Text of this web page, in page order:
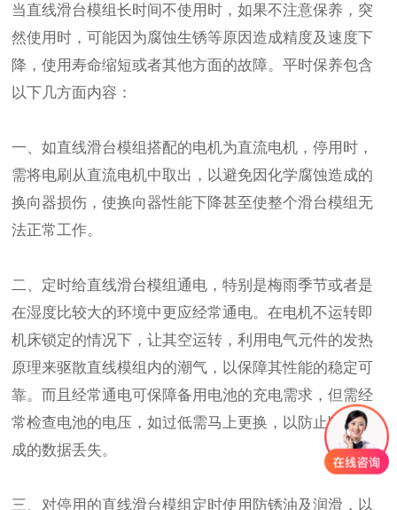
当直线滑台模组长时间不使用时，如果不注意保养，突
然使用时，可能因为腐蚀生锈等原因造成精度及速度下
降，使用寿命缩短或者其他方面的故障。平时保养包含
以下几方面内容：
一、如直线滑台模组搭配的电机为直流电机，停用时，
需将电刷从直流电机中取出，以避免因化学腐蚀造成的
换向器损伤，使换向器性能下降甚至使整个滑台模组无
法正常工作。
二、定时给直线滑台模组通电，特别是梅雨季节或者是
在湿度比较大的环境中更应经常通电。在电机不运转即
机床锁定的情况下，让其空运转，利用电气元件的发热
原理来驱散直线模组内的潮气，以保障其性能的稳定可
靠。而且经常通电可保障备用电池的充电需求，但需经
常检查电池的电压，如过低需马上更换，以防止断电造
成的数据丢失。
三、对停用的直线滑台模组定时使用防锈油及润滑，以